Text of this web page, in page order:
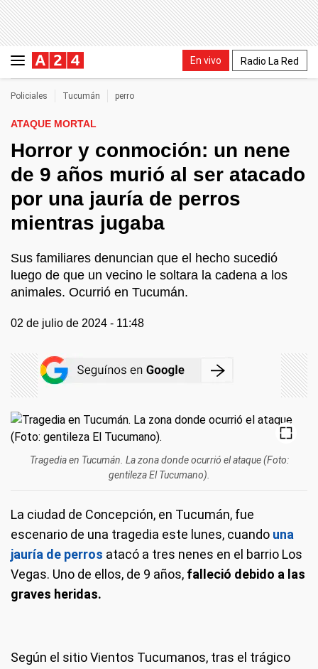
En vivo Radio La Red
Policiales Tucumán perro
ATAQUE MORTAL
Horror y conmoción: un nene
de 9 años murió al ser atacado
por una jauría de perros
mientras jugaba
Sus familiares denuncian que el hecho sucedió
luego de que un vecino le soltara la cadena a los
animales. Ocurrió en Tucumán.
02 de julio de 2024 - 11:48
Tragedia en Tucumán. La zona donde ocurrió el ataque (Foto:
gentileza El Tucumano).
La ciudad de Concepción, en Tucumán, fue
escenario de una tragedia este lunes, cuando una
jauría de perros atacó a tres nenes en el barrio Los
Vegas. Uno de ellos, de 9 años, falleció debido a las
graves heridas.
Según el sitio Vientos Tucumanos, tras el trágico